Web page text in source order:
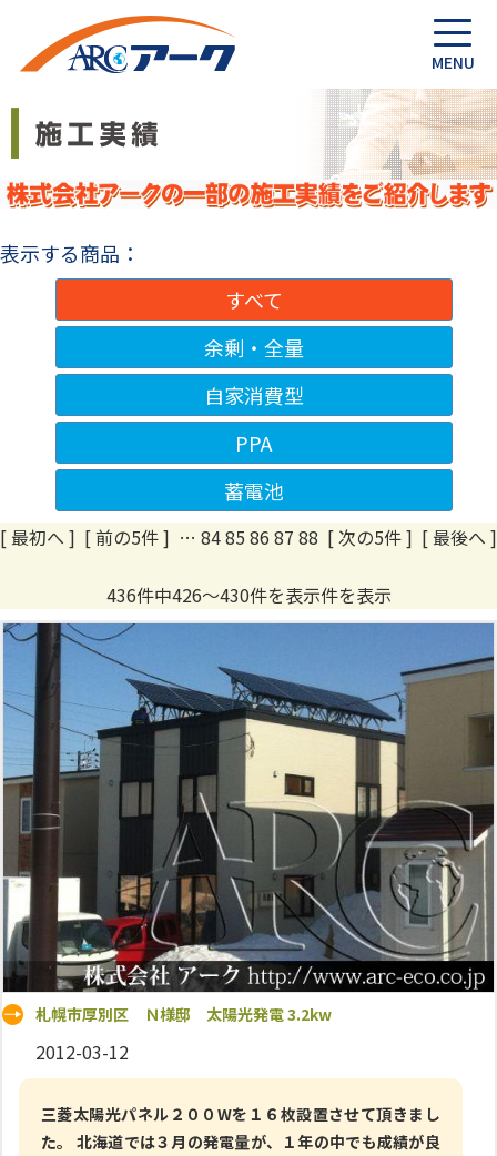
表示する商品：
すべて
余剰・全量
自家消費型
PPA
蓄電池
[ 最初へ ] [ 前の5件 ] … 8485 86 87 88 [ 次の5件 ] [ 最後へ ]
436件中426～430件を表示件を表示
札幌市厚別区 Ｎ様邸 太陽光発電 3.2kw
2012-03-12
三菱太陽光パネル２００Wを１６枚設置させて頂きまし
た。 北海道では３月の発電量が、１年の中でも成績が良